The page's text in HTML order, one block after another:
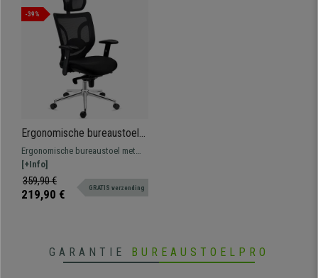
-39%
Ergonomische bureaustoel
LAMBO, Gebruik 8 uur per
dag, Hoofdsteun,
Comfortabele Lendensteun,
Zwart
Ergonomische bureaustoel met
verstelbare lendensteun. Geschikt
voor intensief gebruik van 8 uur
per dag dankzij zijn comfort en
[+Info]
359,90 €
219,90 € GRATIS verzending
GARANTIE BUREAUSTOELPRO